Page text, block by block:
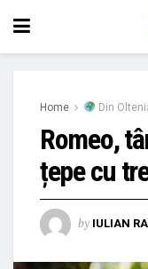
Home Din
Romeo,
țepe cu
by IULIAN